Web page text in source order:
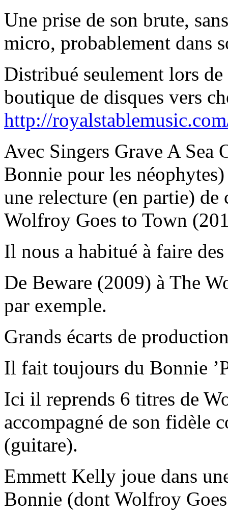
Une prise de son brute,
micro, probablement dans
Distribué seulement lors
boutique de disques vers
http://
Avec Singers Grave A
Bonnie pour les
une relecture (en partie)
Wolfroy Goes to Town
Il nous a habitué à faire
De Beware (2009) à The
par exemple.
Grands écarts de
Il fait toujours du Bonnie
Ici il reprends 6 titres de
accompagné de son fidèle
(guitare).
Emmett Kelly joue dans
Bonnie (dont Wolfroy